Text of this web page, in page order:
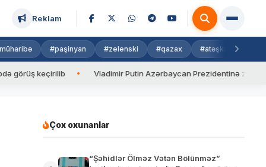
Reklam
#paşinyan #zelenski #qazax #atəşkəs
Vladimir Putin Azərbaycan Prezidentinə zəng edib
Çox oxunanlar
“Şəhidlər Ölməz Vətən Bölünməz”